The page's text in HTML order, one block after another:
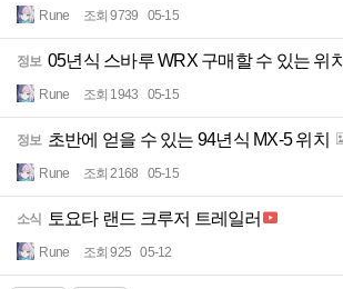
Rune 조회 9739 05-15
정보 05년식 스바루 WRX 구매할 수 있는 위치
Rune 조회 1943 05-15
정보 초반에 얻을 수 있는 94년식 MX-5 위치
Rune 조회 2168 05-15
소식 토요타 랜드 크루저 트레일러
Rune 조회 925 05-12